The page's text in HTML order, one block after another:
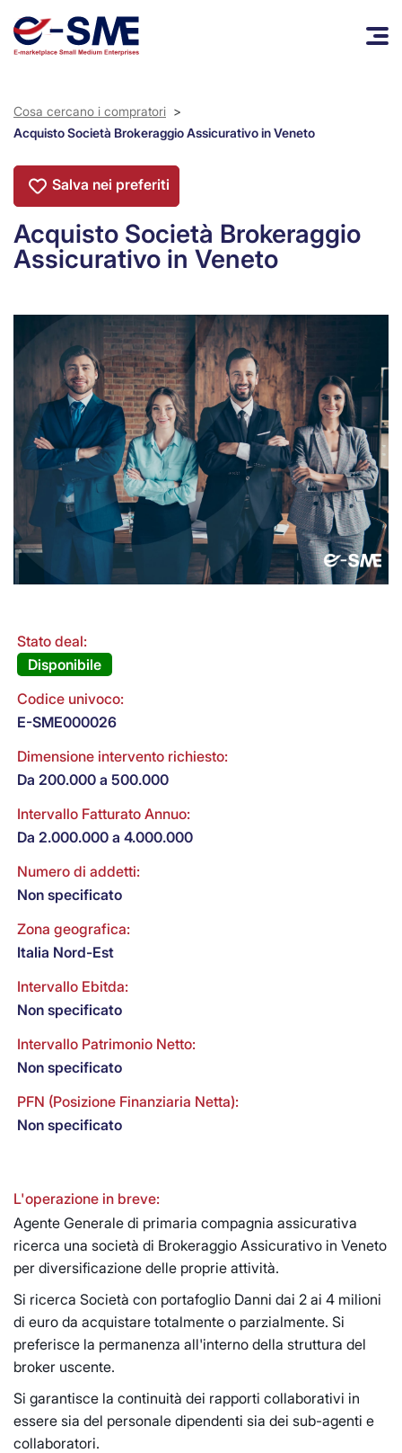
Cosa cercano i compratori >
Acquisto Società Brokeraggio Assicurativo in Veneto
Salva nei preferiti
Acquisto Società Brokeraggio
Assicurativo in Veneto
Stato deal:
Disponibile
Codice univoco:
E-SME000026
Dimensione intervento richiesto:
Da 200.000 a 500.000
Intervallo Fatturato Annuo:
Da 2.000.000 a 4.000.000
Numero di addetti:
Non specificato
Zona geografica:
Italia Nord-Est
Intervallo Ebitda:
Non specificato
Intervallo Patrimonio Netto:
Non specificato
PFN (Posizione Finanziaria Netta):
Non specificato
L'operazione in breve:
Agente Generale di primaria compagnia assicurativa
ricerca una società di Brokeraggio Assicurativo in Veneto
per diversificazione delle proprie attività.
Si ricerca Società con portafoglio Danni dai 2 ai 4 milioni
di euro da acquistare totalmente o parzialmente. Si
preferisce la permanenza all'interno della struttura del
broker uscente.
Si garantisce la continuità dei rapporti collaborativi in
essere sia del personale dipendenti sia dei sub-agenti e
collaboratori.